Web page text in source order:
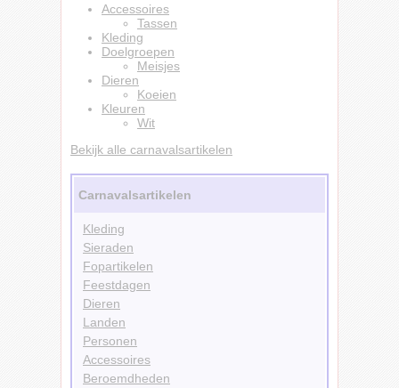
Accessoires
Tassen
Kleding
Doelgroepen
Meisjes
Dieren
Koeien
Kleuren
Wit
Bekijk alle carnavalsartikelen
Carnavalsartikelen
Kleding
Sieraden
Fopartikelen
Feestdagen
Dieren
Landen
Personen
Accessoires
Beroemdheden